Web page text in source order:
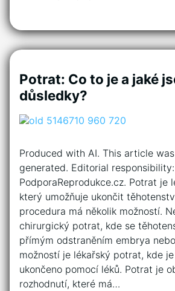
Potrat: Co to je a jaké
důsledky?
Produced with AI. This article
generated. Editorial responsibility:
PodporaReprodukce.cz. Potrat je
který umožňuje ukončit
procedura má několik možností.
chirurgický potrat, kde se
přímým odstraněním embrya
možností je lékařský potrat, kde
ukončeno pomocí léků. Potrat je
rozhodnutí, které má…